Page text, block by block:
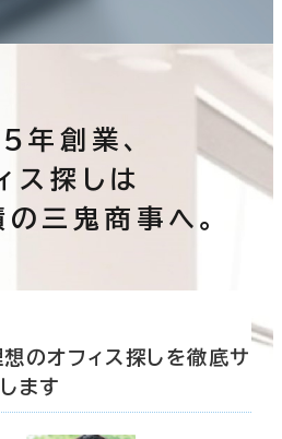
創業、
ス探しは
三鬼商事へ。
のオフィス探しを徹底サ
ます